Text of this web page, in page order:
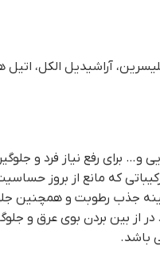
گلیسریل استئارات، روغن نارگیل، گیلیسرین،
برای رفع نیاز فرد و
که مانع از بروز
جذب رطوبت و همچنین
از بین بردن بوی عرق و
باشد.